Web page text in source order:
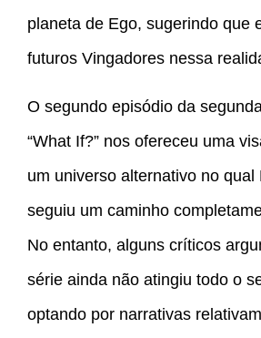
planeta de Ego, sugerindo que
futuros Vingadores nessa
O segundo episódio da
“What If?” nos ofereceu uma
um universo alternativo no qual
seguiu um caminho
No entanto, alguns críticos
série ainda não atingiu todo o
optando por narrativas